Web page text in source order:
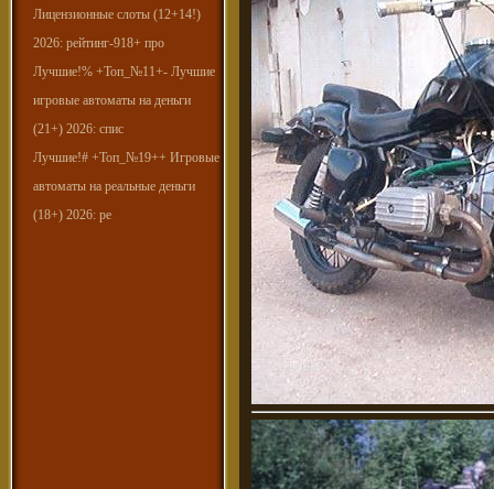
Лицензионные слоты (12+14!)
2026: рейтинг-918+ про
Лучшие!% +Топ_№11+- Лучшие
игровые автоматы на деньги
(21+) 2026: спис
Лучшие!# +Топ_№19++ Игровые
автоматы на реальные деньги
(18+) 2026: ре